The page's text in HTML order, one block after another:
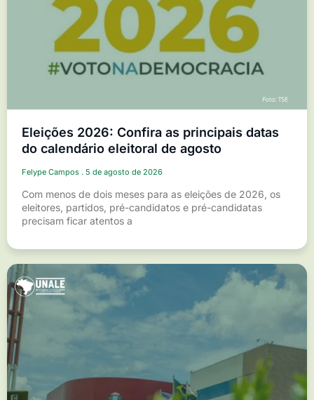
Eleições 2026: Confira as principais datas
do calendário eleitoral de agosto
Felype Campos 5 de agosto de 2026
Com menos de dois meses para as eleições de 2026, os
eleitores, partidos, pré-candidatos e pré-candidatas
precisam ficar atentos a